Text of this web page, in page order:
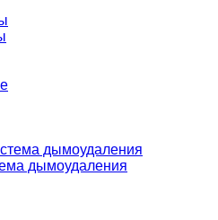
дымоудаления
дымоудаления